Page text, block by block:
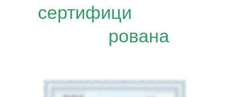
сертифици
рована